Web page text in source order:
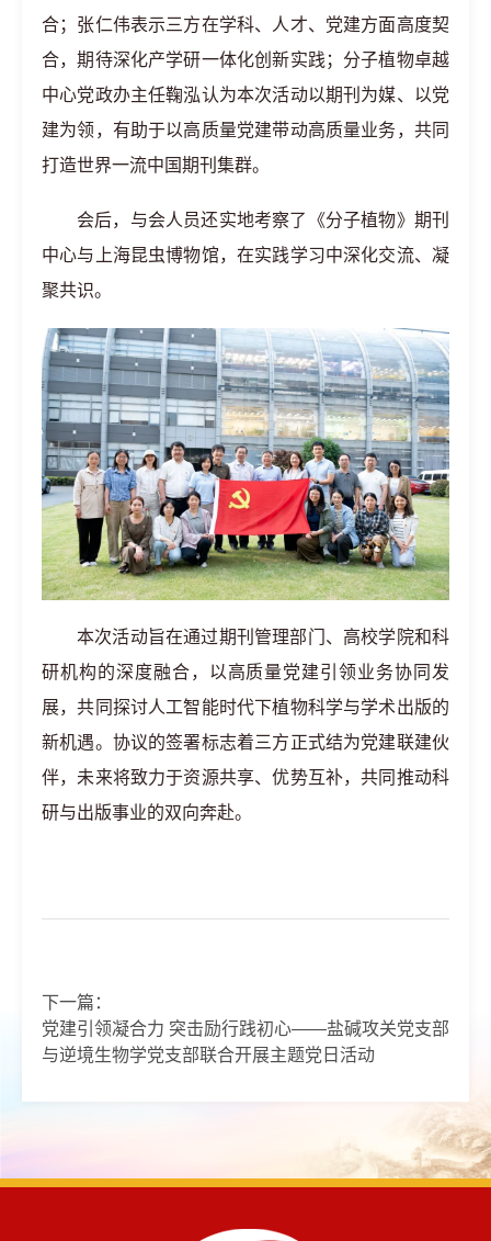
合；张仁伟表示三方在学科、人才、党建方面高度契
合，期待深化产学研一体化创新实践；分子植物卓越
中心党政办主任鞠泓认为本次活动以期刊为媒、以党
建为领，有助于以高质量党建带动高质量业务，共同
打造世界一流中国期刊集群。
会后，与会人员还实地考察了《分子植物》期刊
中心与上海昆虫博物馆，在实践学习中深化交流、凝
聚共识。
本次活动旨在通过期刊管理部门、高校学院和科
研机构的深度融合，以高质量党建引领业务协同发
展，共同探讨人工智能时代下植物科学与学术出版的
新机遇。协议的签署标志着三方正式结为党建联建伙
伴，未来将致力于资源共享、优势互补，共同推动科
研与出版事业的双向奔赴。
下一篇：
党建引领凝合力 突击励行践初心——盐碱攻关党支部
与逆境生物学党支部联合开展主题党日活动